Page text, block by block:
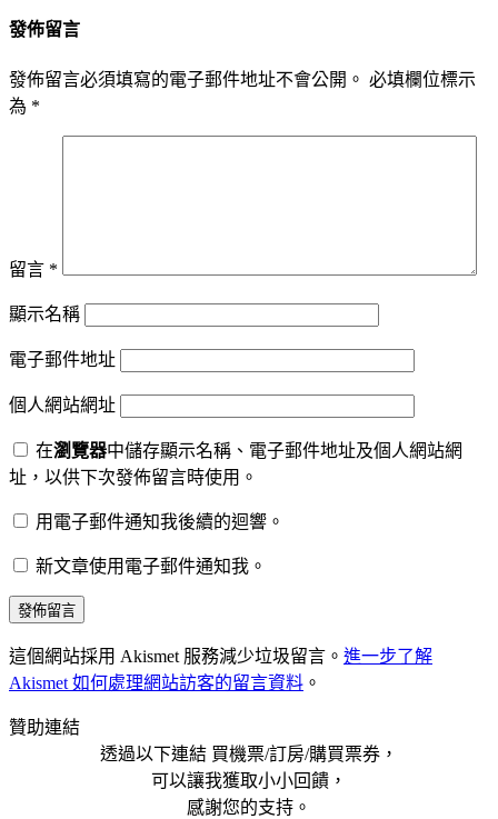
發佈留言
發佈留言必須填寫的電子郵件地址不會公開。 必填欄位標示
為 *
留言 *
顯示名稱
電子郵件地址
個人網站網址
在瀏覽器中儲存顯示名稱、電子郵件地址及個人網站網
址，以供下次發佈留言時使用。
用電子郵件通知我後續的迴響。
新文章使用電子郵件通知我。
這個網站採用 Akismet 服務減少垃圾留言。 進一步了解
Akismet 如何處理網站訪客的留言資料 。
贊助連結
透過以下連結 買機票/訂房/購買票券，
可以讓我獲取小小回饋，
感謝您的支持。